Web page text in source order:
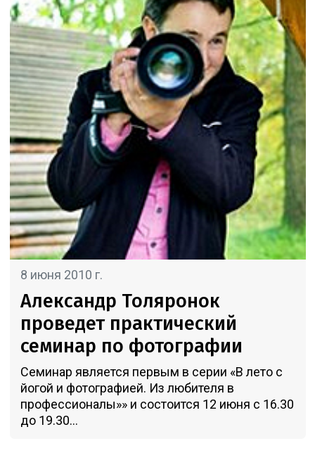
8 июня 2010 г.
Александр Толяронок
проведет практический
семинар по фотографии
Семинар является первым в серии «В лето с
йогой и фотографией. Из любителя в
профессионалы»» и состоится 12 июня с 16.30
до 19.30...